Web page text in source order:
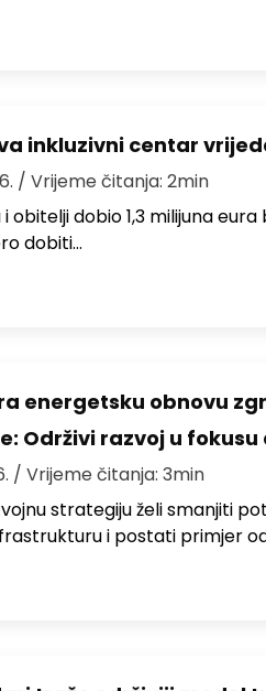
inkluzivni centar
/ Vrijeme čitanja: 2min
obitelji dobio 1,3 milijuna
dobiti…
energetsku obnovu
Održivi razvoj u fokusu
/ Vrijeme čitanja: 3min
strategiju želi smanjiti
i postati primjer